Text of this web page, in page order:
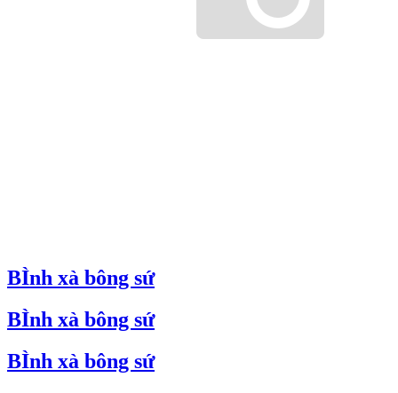
BÌnh xà bông sứ
BÌnh xà bông sứ
BÌnh xà bông sứ